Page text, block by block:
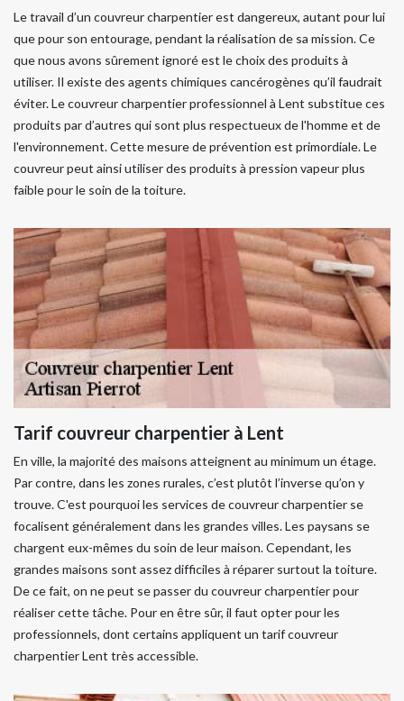
Le travail d’un couvreur charpentier est dangereux, autant pour lui
que pour son entourage, pendant la réalisation de sa mission. Ce
que nous avons sûrement ignoré est le choix des produits à
utiliser. Il existe des agents chimiques cancérogènes qu’il faudrait
éviter. Le couvreur charpentier professionnel à Lent substitue ces
produits par d’autres qui sont plus respectueux de l'homme et de
l'environnement. Cette mesure de prévention est primordiale. Le
couvreur peut ainsi utiliser des produits à pression vapeur plus
faible pour le soin de la toiture.
Tarif couvreur charpentier à Lent
En ville, la majorité des maisons atteignent au minimum un étage.
Par contre, dans les zones rurales, c’est plutôt l’inverse qu’on y
trouve. C'est pourquoi les services de couvreur charpentier se
focalisent généralement dans les grandes villes. Les paysans se
chargent eux-mêmes du soin de leur maison. Cependant, les
grandes maisons sont assez difficiles à réparer surtout la toiture.
De ce fait, on ne peut se passer du couvreur charpentier pour
réaliser cette tâche. Pour en être sûr, il faut opter pour les
professionnels, dont certains appliquent un tarif couvreur
charpentier Lent très accessible.